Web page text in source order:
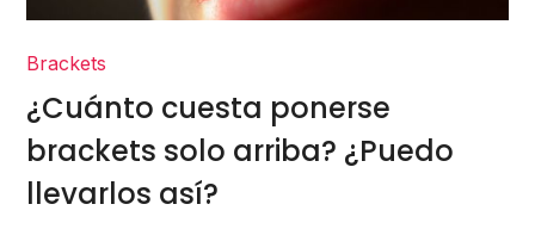
Brackets
¿Cuánto cuesta ponerse
brackets solo arriba? ¿Puedo
llevarlos así?